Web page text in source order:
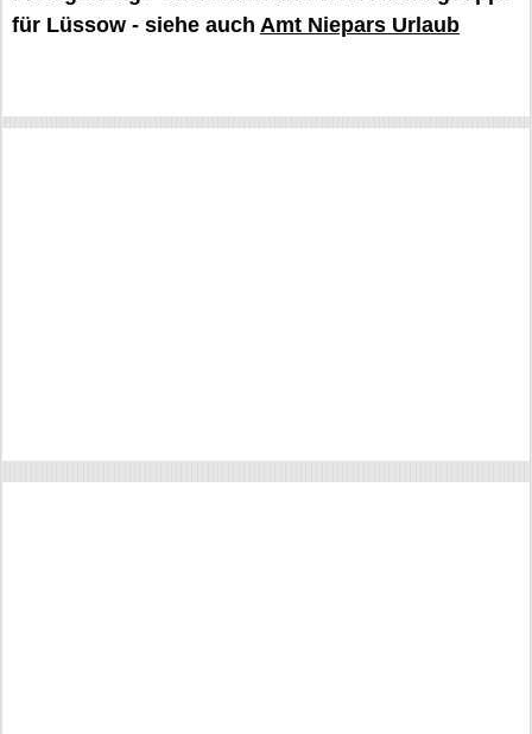
für Lüssow - siehe auch Amt Niepars Urlaub